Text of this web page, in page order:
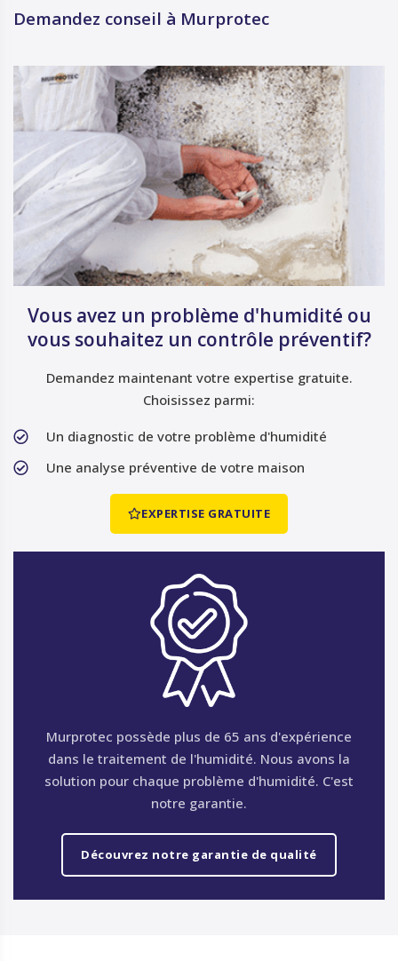
Demandez conseil à Murprotec
Vous avez un problème d'humidité ou
vous souhaitez un contrôle préventif?
Demandez maintenant votre expertise gratuite.
Choisissez parmi:
Un diagnostic de votre problème d'humidité
Une analyse préventive de votre maison
EXPERTISE GRATUITE
Murprotec possède plus de 65 ans d'expérience
dans le traitement de l'humidité. Nous avons la
solution pour chaque problème d'humidité. C'est
notre garantie.
Découvrez notre garantie de qualité